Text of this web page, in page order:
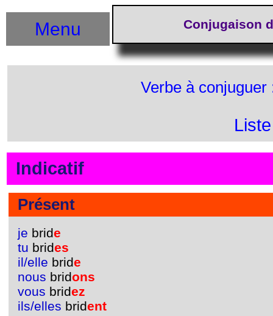
Conjugaison
Menu
Verbe à
Indicatif
Présent
je bride
tu brides
il/elle bride
nous bridons
vous bridez
ils/elles brident